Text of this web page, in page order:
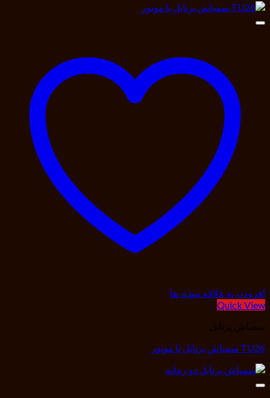
افزودن به علاقه مندی ها
Quick View
سمپاش پرتابل
TU26 سمپاش پرتابل با موتور